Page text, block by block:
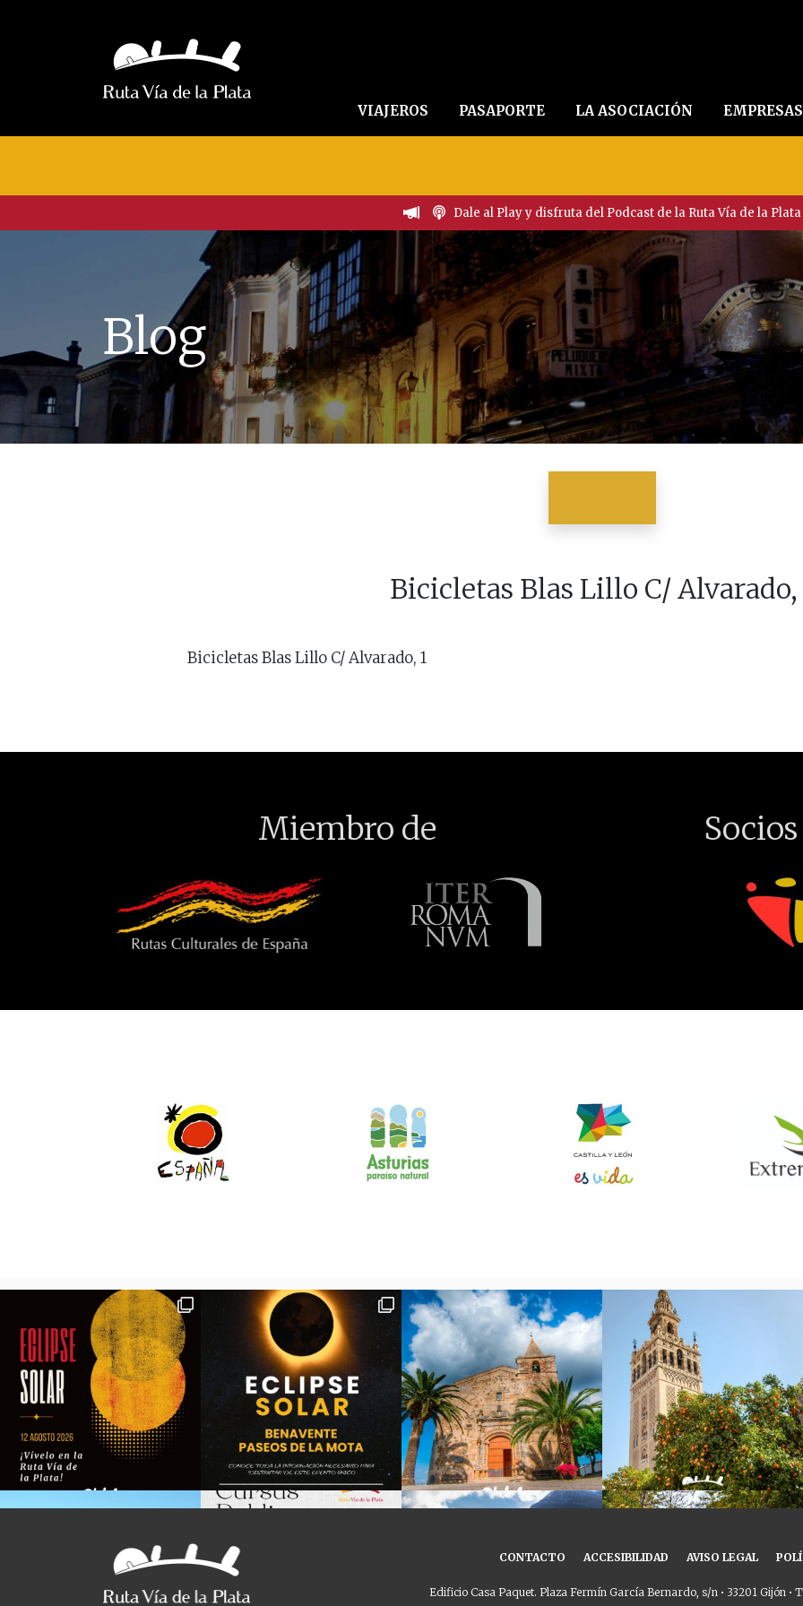
VIAJEROS PASAPORTE LA ASOCIACIÓN EMPRESAS
Dale al Play y disfruta del Podcast de la Ruta Vía de la Plata
Blog
Bicicletas Blas Lillo C/ Alvarado,
Bicicletas Blas Lillo C/ Alvarado, 1
Miembro de
CONTACTO ACCESIBILIDAD AVISO LEGAL
Edificio Casa Paquet. Plaza Fermín García Bernardo, s/n • 33201 Gijón •